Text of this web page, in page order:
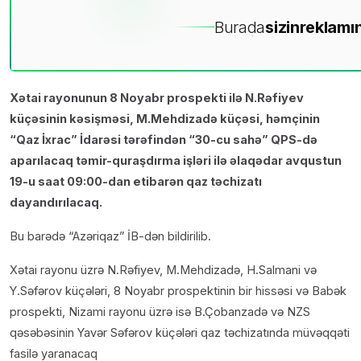
Buradasizin
Xətai rayonunun 8 Noyabr prospekti ilə N.Rəfiyev
küçəsinin kəsişməsi, M.Mehdizadə küçəsi, həmçinin
“Qaz İxrac” İdarəsi tərəfindən “30-cu sahə” QPS-də
aparılacaq təmir-quraşdırma işləri ilə əlaqədar avqustun
19-u saat 09:00-dan etibarən qaz təchizatı
dayandırılacaq.
Bu barədə “Azəriqaz” İB-dən bildirilib.
Xətai rayonu üzrə N.Rəfiyev, M.Mehdizadə, H.Salmani və
Y.Səfərov küçələri, 8 Noyabr prospektinin bir hissəsi və Babək
prospekti, Nizami rayonu üzrə isə B.Çobanzadə və NZS
qəsəbəsinin Yavər Səfərov küçələri qaz təchizatında müvəqqəti
fasilə yaranacaq